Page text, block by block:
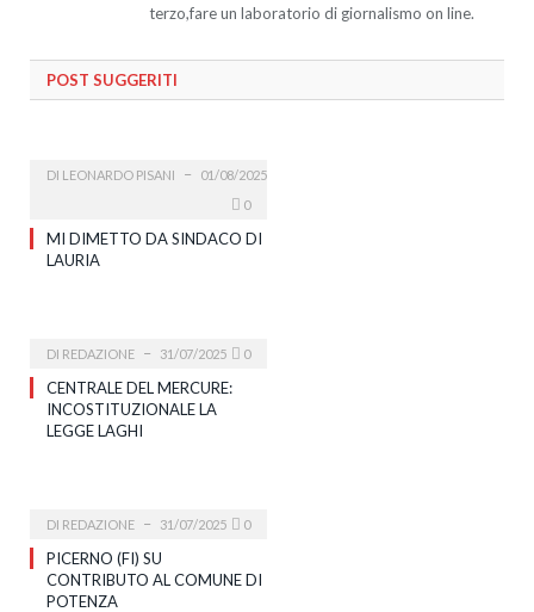
terzo,fare un laboratorio di giornalismo on line.
POST SUGGERITI
DI LEONARDO PISANI
01/08/2025
0
MI DIMETTO DA SINDACO DI
LAURIA
DI REDAZIONE 31/07/2025 0
CENTRALE DEL MERCURE:
INCOSTITUZIONALE LA
LEGGE LAGHI
DI REDAZIONE 31/07/2025 0
PICERNO (FI) SU
CONTRIBUTO AL COMUNE DI
POTENZA